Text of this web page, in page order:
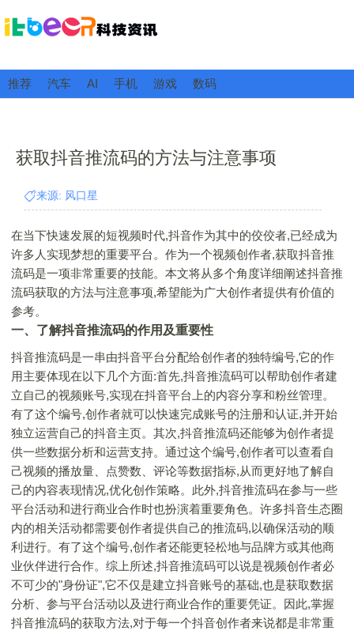
推荐 汽车 AI 手机 游戏 数码
获取抖音推流码的方法与注意事项
来源: 风口星
在当下快速发展的短视频时代,抖音作为其中的佼佼者,已经成为
许多人实现梦想的重要平台。作为一个视频创作者,获取抖音推
流码是一项非常重要的技能。本文将从多个角度详细阐述抖音推
流码获取的方法与注意事项,希望能为广大创作者提供有价值的
参考。
一、了解抖音推流码的作用及重要性
抖音推流码是一串由抖音平台分配给创作者的独特编号,它的作
用主要体现在以下几个方面:首先,抖音推流码可以帮助创作者建
立自己的视频账号,实现在抖音平台上的内容分享和粉丝管理。
有了这个编号,创作者就可以快速完成账号的注册和认证,并开始
独立运营自己的抖音主页。其次,抖音推流码还能够为创作者提
供一些数据分析和运营支持。通过这个编号,创作者可以查看自
己视频的播放量、点赞数、评论等数据指标,从而更好地了解自
己的内容表现情况,优化创作策略。此外,抖音推流码在参与一些
平台活动和进行商业合作时也扮演着重要角色。许多抖音生态圈
内的相关活动都需要创作者提供自己的推流码,以确保活动的顺
利进行。有了这个编号,创作者还能更轻松地与品牌方或其他商
业伙伴进行合作。综上所述,抖音推流码可以说是视频创作者必
不可少的"身份证",它不仅是建立抖音账号的基础,也是获取数据
分析、参与平台活动以及进行商业合作的重要凭证。因此,掌握
抖音推流码的获取方法,对于每一个抖音创作者来说都是非常重